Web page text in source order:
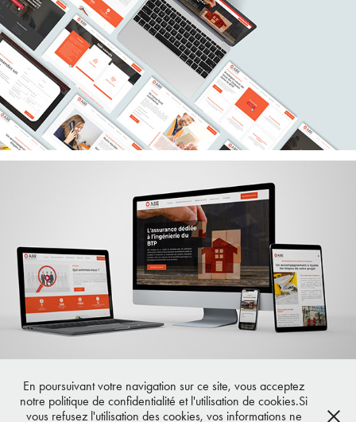
Voir le site.
En poursuivant votre navigation sur ce site, vous acceptez
notre politique de confidentialité et l'utilisation de cookies.Si
vous refusez l'utilisation des cookies, vos informations ne